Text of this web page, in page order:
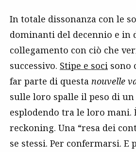
In totale dissonanza con le
dominanti del decennio e in
collegamento con ciò che
successivo. Stipe e soci sono
far parte di questa nouvelle
sulle loro spalle il peso di un
esplodendo tra le loro mani.
reckoning. Una “resa dei
se stessi. Per confermarsi. E